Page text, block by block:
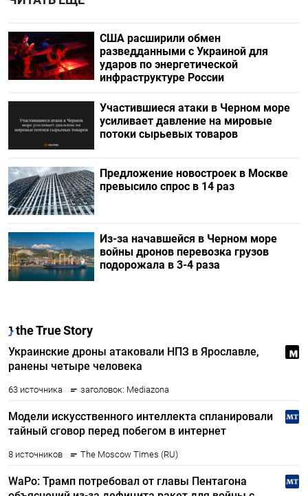
США расширили обмен
разведданными с Украиной для
ударов по энергетической
инфраструктуре России
Участившиеся атаки в Черном море
усиливает давление на мировые
потоки сырьевых товаров
Предложение новостроек в Москве
превысило спрос в 14 раз
Из-за начавшейся в Черном море
войны дронов перевозка грузов
подорожала в 3-4 раза